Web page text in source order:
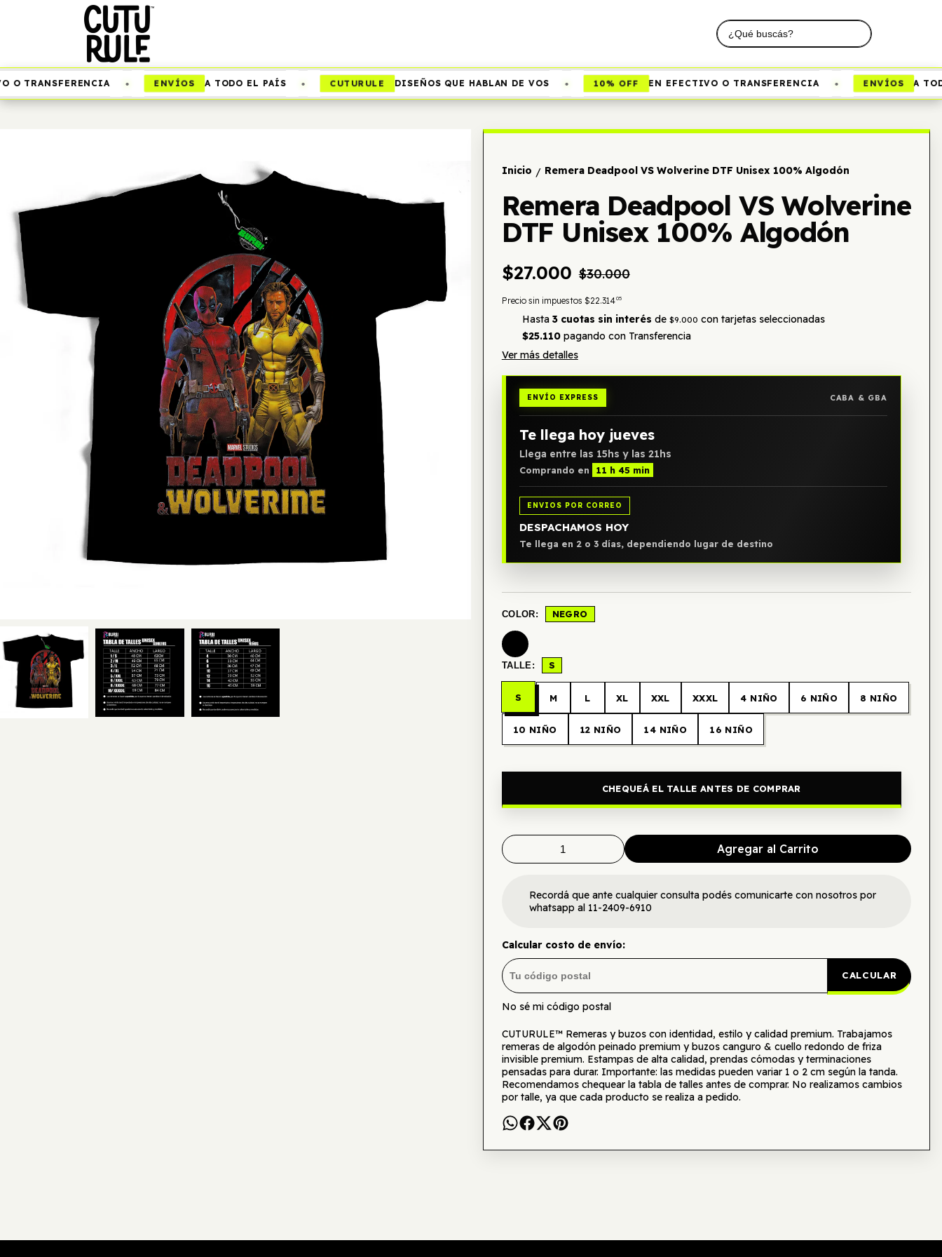
TRANSFERENCIA ENVÍOS A TODO EL PAÍS CUTURULE DISEÑOS QUE HABLAN DE VOS 10% OFF EN EFECTIVO O TRANSFERENCIA ENVÍOS A
Inicio / Remera Deadpool VS Wolverine DTF Unisex 100% Algodón
Remera Deadpool VS Wolverine
DTF Unisex 100% Algodón
$27.000 $30.000
Precio sin impuestos $22.31405
Hasta 3 cuotas sin interés de $9.000 con tarjetas seleccionadas
$25.110pagando con Transferencia
Ver más detalles
ENVÍO EXPRESS CABA & GBA
Te llega hoy jueves
Llega entre las 15hs y las 21hs
Comprando en 11 h 45 min
ENVIOS POR CORREO
DESPACHAMOS HOY
Te llega en 2 o 3 días, dependiendo lugar de destino
COLOR: NEGRO
TALLE: S
S M L XL XXL XXXL 4 NIÑO 6 NIÑO 8 NIÑO
10 NIÑO 12 NIÑO 14 NIÑO 16 NIÑO
CHEQUEÁ EL TALLE ANTES DE COMPRAR
Agregar al Carrito
Recordá que ante cualquier consulta podés comunicarte con nosotros por
whatsapp al 11-2409-6910
Calcular costo de envío:
CALCULAR
No sé mi código postal
CUTURULE™ Remeras y buzos con identidad, estilo y calidad premium. Trabajamos
remeras de algodón peinado premium y buzos canguro & cuello redondo de friza
invisible premium. Estampas de alta calidad, prendas cómodas y terminaciones
pensadas para durar. Importante: las medidas pueden variar 1 o 2 cm según la tanda.
Recomendamos chequear la tabla de talles antes de comprar. No realizamos cambios
por talle, ya que cada producto se realiza a pedido.